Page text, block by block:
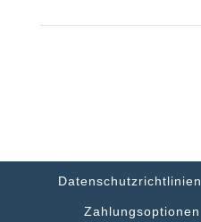
Datenschutzrichtlinien
Zahlungsoptionen